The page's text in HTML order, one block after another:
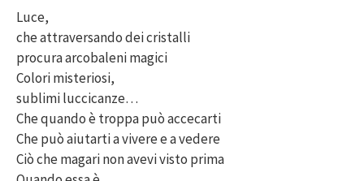
Luce,
che attraversando dei cristalli
procura arcobaleni magici
Colori misteriosi,
sublimi luccicanze…
Che quando è troppa può accecarti
Che può aiutarti a vivere e a vedere
Ciò che magari non avevi visto prima